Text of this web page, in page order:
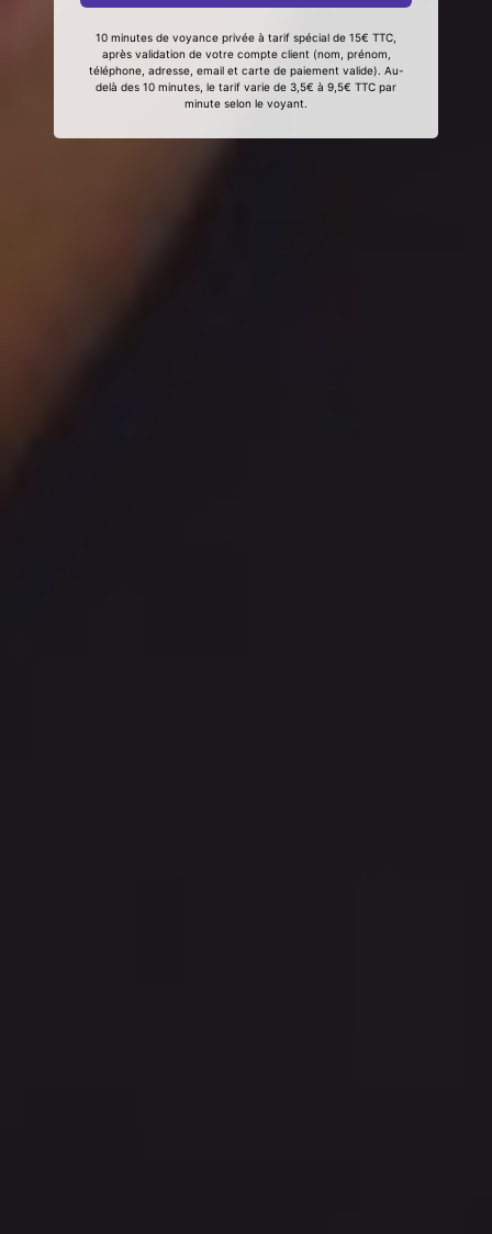
10 minutes de voyance privée à tarif spécial de 15€ TTC,
après validation de votre compte client (nom, prénom,
téléphone, adresse, email et carte de paiement valide). Au-
delà des 10 minutes, le tarif varie de 3,5€ à 9,5€ TTC par
minute selon le voyant.